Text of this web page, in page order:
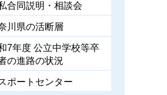
合同説明・相談会
川県の活断層
7年度 公立中学校等卒
の進路の状況
ポートセンター